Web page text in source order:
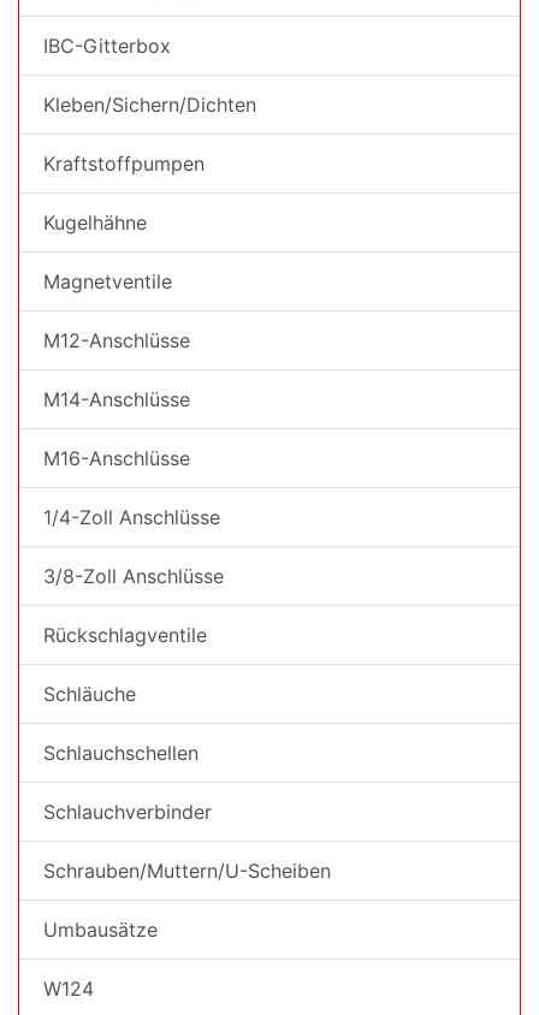
IBC-Gitterbox
Kleben/Sichern/Dichten
Kraftstoffpumpen
Kugelhähne
Magnetventile
M12-Anschlüsse
M14-Anschlüsse
M16-Anschlüsse
1/4-Zoll Anschlüsse
3/8-Zoll Anschlüsse
Rückschlagventile
Schläuche
Schlauchschellen
Schlauchverbinder
Schrauben/Muttern/U-Scheiben
Umbausätze
W124